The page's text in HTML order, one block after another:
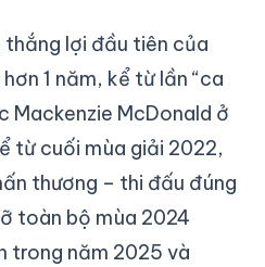
lợi đầu tiên của
1 năm, kể từ lần “ca
Mackenzie McDonald ở
từ cuối mùa giải 2022,
thương – thi đấu đúng
toàn bộ mùa 2024
trong năm 2025 và